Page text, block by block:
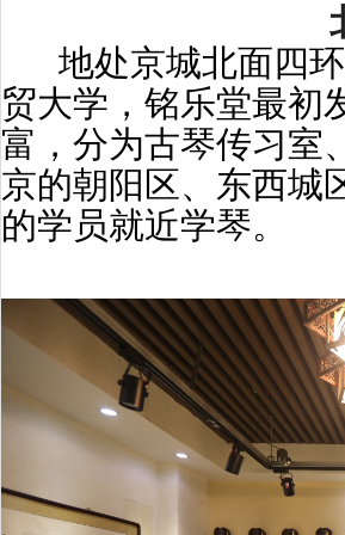
地处京城北面四环
贸大学，铭乐堂最初
富，分为古琴传习室
京的朝阳区、东西城
的学员就近学琴。